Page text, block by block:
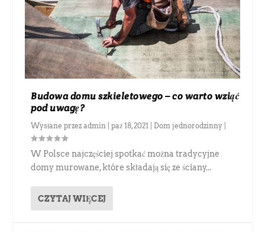
Budowa domu szkieletowego – co warto wziąć
pod uwagę?
Wysłane przezadmin |paź 18, 2021 Dom jednorodzinny
W Polsce najczęściej spotkać można tradycyjne
domy murowane, które składają się ze ściany...
CZYTAJ WIĘCEJ